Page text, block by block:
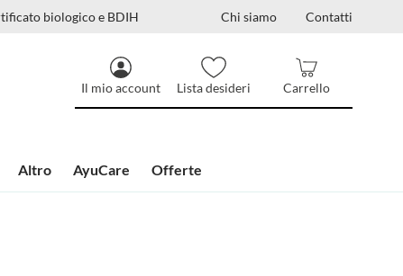
biologico e BDIH Chi siamo Contatti
Altro AyuCare Offerte
Il mio account Lista desideri
Carrello